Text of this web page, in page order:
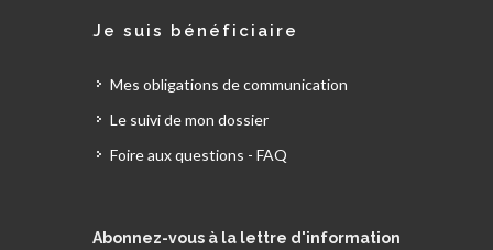
Je suis bénéficiaire
Mes obligations de communication
Le suivi de mon dossier
Foire aux questions - FAQ
Abonnez-vous à la lettre d'information